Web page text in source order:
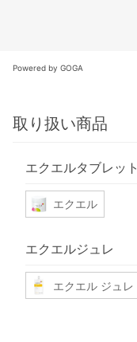
Powered by GOGA
取り扱い商品
エクエルタブレット
エクエル
エクエルジュレ
エクエル ジュレ